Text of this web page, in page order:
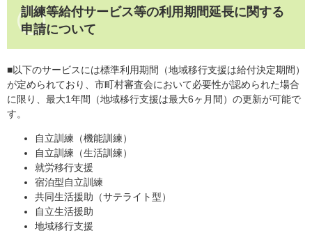
訓練等給付サービス等の利用期間延長に関する
申請について
■以下のサービスには標準利用期間（地域移行支援は給付決定期間）
が定められており、市町村審査会において必要性が認められた場合
に限り、最大1年間（地域移行支援は最大6ヶ月間）の更新が可能で
す。
自立訓練（機能訓練）
自立訓練（生活訓練）
就労移行支援
宿泊型自立訓練
共同生活援助（サテライト型）
自立生活援助
地域移行支援